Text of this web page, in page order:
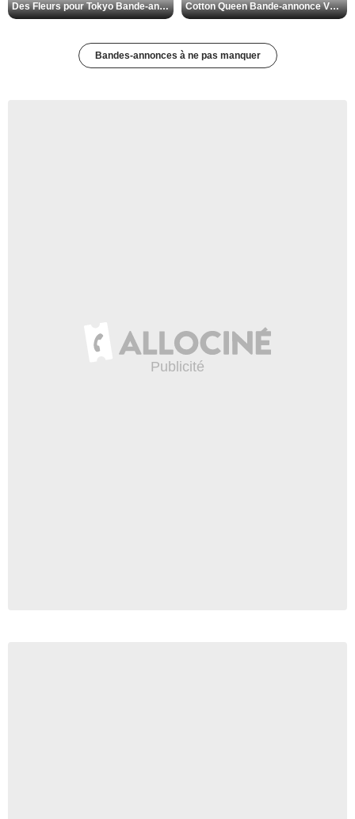
Des Fleurs pour Tokyo Bande-annonce VO STFR Cotton Queen Bande-annonce VO STFR
Bandes-annonces à ne pas manquer